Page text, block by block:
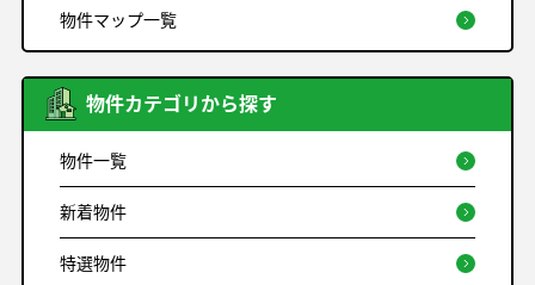
物件マップ一覧
物件カテゴリから探す
物件一覧
新着物件
特選物件